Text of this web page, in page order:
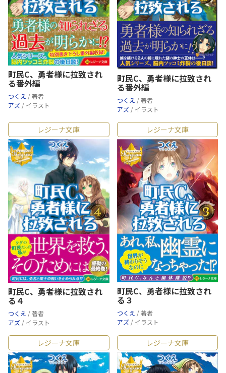
町民C、勇者様に拉致され
る番外編
つくえ / 著者
アズ / イラスト
町民C、勇者様に拉致され
る番外編
つくえ / 著者
アズ / イラスト
レジーナ文庫
町民C、勇者様に拉致され
る４
つくえ / 著者
アズ / イラスト
レジーナ文庫
町民C、勇者様に拉致され
る３
つくえ / 著者
アズ / イラスト
レジーナ文庫 レジーナ文庫